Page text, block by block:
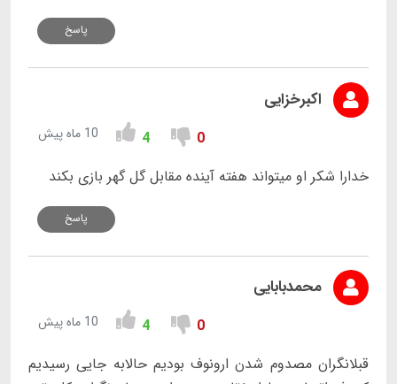
پاسخ
اکبرخزایی
0
4 10 ماه پیش
خدارا شکر او میتواند هفته آینده مقابل گل گهر بازی بکند
پاسخ
محمدبابایی
0
4 10 ماه پیش
قبلانگران مصدوم شدن ارونوف بودیم حالابه جایی رسیدیم